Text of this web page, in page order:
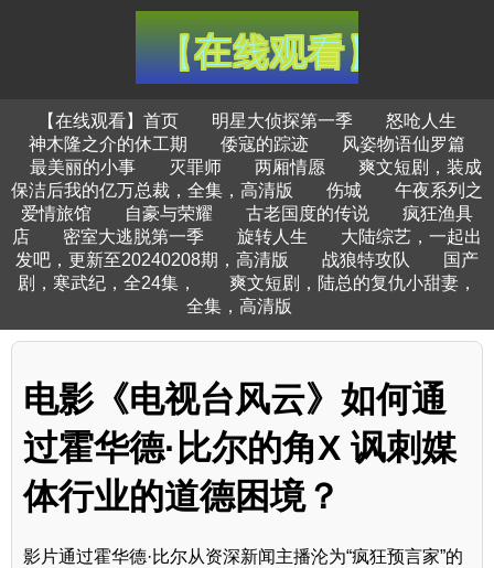
【在线观看】首页 明星大侦探第一季
怒呛人生
神木隆之介的休工期
倭寇的踪迹
风姿物语仙罗篇
最美丽的小事
灭罪师 两厢情愿
爽文短剧，装成
保洁后我的亿万总裁，全集，高清版
伤城
午夜系列之
爱情旅馆
自豪与荣耀 古老国度的传说
疯狂渔具
店
密室大逃脱第一季 旋转人生
大陆综艺，一起出
发吧，更新至20240208期，高清版
战狼特攻队
国产
剧，寒武纪，全24集，
爽文短剧，陆总的复仇小甜妻，
全集，高清版
电影《电视台风云》如何通
过霍华德·比尔的角X 讽刺媒
体行业的道德困境？
影片通过霍华德·比尔从资深新闻主播沦为“疯狂预言家”的